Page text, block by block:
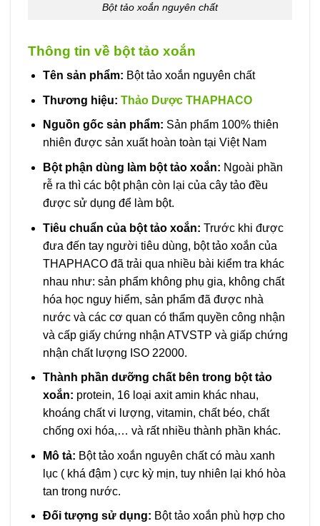
Bột tảo xoắn nguyên chất
Thông tin về bột tảo xoắn
Tên sản phẩm: Bột tảo xoắn nguyên chất
Thương hiệu: Thảo Dược THAPHACO
Nguồn gốc sản phẩm: Sản phẩm 100% thiên
nhiên được sản xuất hoàn toàn tại Việt Nam
Bột phận dùng làm bột tảo xoắn: Ngoài phần
rễ ra thì các bột phận còn lại của cây tảo đều
được sử dụng để làm bột.
Tiêu chuẩn của bột tảo xoắn: Trước khi được
đưa đến tay người tiêu dùng, bột tảo xoắn của
THAPHACO đã trải qua nhiều bài kiểm tra khác
nhau như: sản phẩm không phụ gia, không chất
hóa học nguy hiểm, sản phẩm đã được nhà
nước và các cơ quan có thẩm quyền công nhận
và cấp giấy chứng nhận ATVSTP và giấp chứng
nhận chất lượng ISO 22000.
Thành phần dưỡng chất bên trong bột tảo
xoắn: protein, 16 loại axit amin khác nhau,
khoáng chất vi lượng, vitamin, chất béo, chất
chống oxi hóa,… và rất nhiều thành phần khác.
Mô tả: Bột tảo xoắn nguyên chất có màu xanh
lục ( khá đậm ) cực kỳ mịn, tuy nhiên lại khó hòa
tan trong nước.
Đối tượng sử dụng: Bột tảo xoắn phù hợp cho